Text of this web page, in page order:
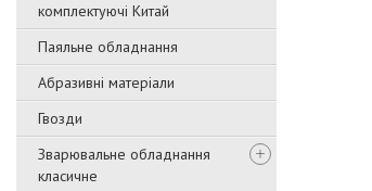
комплектуючі Китай
Паяльне обладнання
Абразивні матеріали
Гвозди
Зварювальне обладнання
класичне